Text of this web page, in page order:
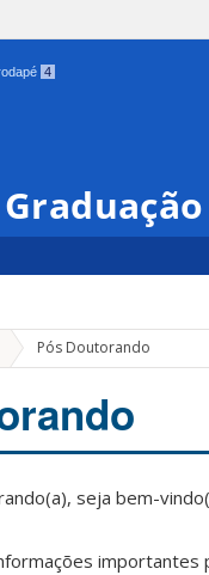
4
Pós Doutorando
seja bem-
importantes